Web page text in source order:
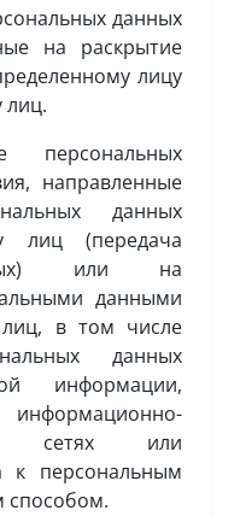
данных
на раскрытие
лицу
лиц.
персональных
направленные
данных
лиц (передача
или на
данными
лиц, в том числе
данных
информации,
сетях или
к персональным
способом.